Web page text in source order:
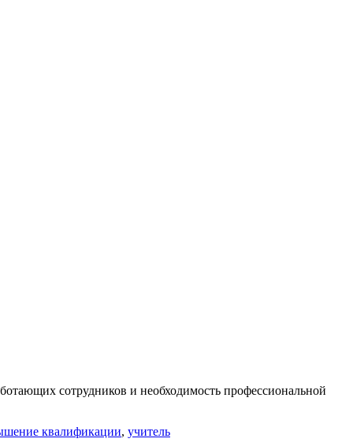
сотрудников и необходимость профессиональной
квалификации, учитель